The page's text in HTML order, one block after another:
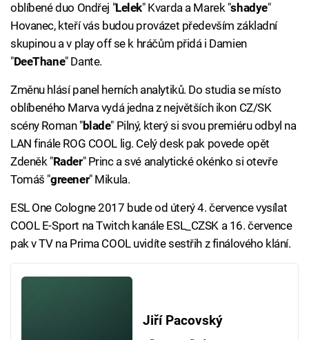
oblíbené duo Ondřej "Lelek" Kvarda a Marek "shadye"
Hovanec, kteří vás budou provázet především základní
skupinou a v play off se k hráčům přidá i Damien
"DeeThane" Dante.
Změnu hlásí panel herních analytiků. Do studia se místo
oblíbeného Marva vydá jedna z největších ikon CZ/SK
scény Roman "blade" Pilný, který si svou premiéru odbyl na
LAN finále ROG COOL lig. Celý desk pak povede opět
Zdeněk "Rader" Princ a své analytické okénko si otevře
Tomáš "greener" Mikula.
ESL One Cologne 2017 bude od úterý 4. července vysílat
COOL E-Sport na Twitch kanále ESL_CZSK a 16. července
pak v TV na Prima COOL uvidíte sestřih z finálového klání.
Jiří Pacovský